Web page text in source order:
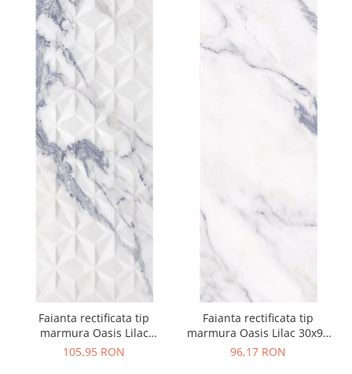
Faianta rectificata tip
marmura Oasis Lilac
Decofon 30x90 alb, lila,
105,95 RON
Faianta rectificata tip
marmura Oasis Lilac 30x90
alb, lila, 1.63mp/cut
96,17 RON